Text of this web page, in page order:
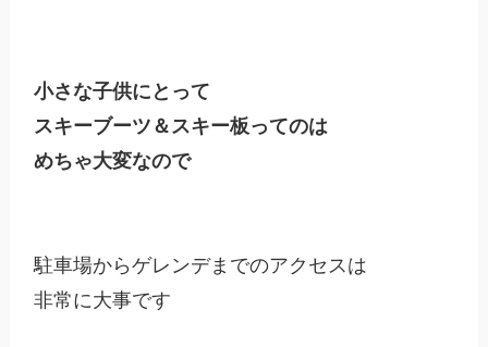
小さな子供にとって
スキーブーツ＆スキー板ってのは
めちゃ大変なので
駐車場からゲレンデまでのアクセスは
非常に大事です